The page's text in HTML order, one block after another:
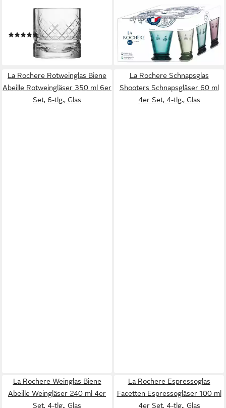
Whiskybecher 300 ml 4er
Set, 4-tlg., Glas
(1)
42,95 €
lieferbar - in 2-3 Werktagen bei dir
Wassergläser 260 ml 4er Set,
4-tlg., Glas
43,95 €
lieferbar - in 2-3 Werktagen bei dir
La Rochere Rotweinglas Biene
Abeille Rotweingläser 350 ml 6er
Set, 6-tlg., Glas
La Rochere Schnapsglas
Shooters Schnapsgläser 60 ml
4er Set, 4-tlg., Glas
La Rochere Weinglas Biene
Abeille Weingläser 240 ml 4er
Set, 4-tlg., Glas
La Rochere Espressoglas
Facetten Espressogläser 100 ml
4er Set, 4-tlg., Glas